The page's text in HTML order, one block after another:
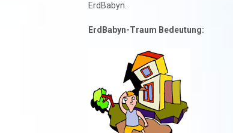
ErdBabyn.
ErdBabyn-Traum Bedeutung: